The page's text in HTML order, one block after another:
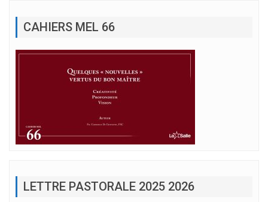
CAHIERS MEL 66
LETTRE PASTORALE 2025 2026